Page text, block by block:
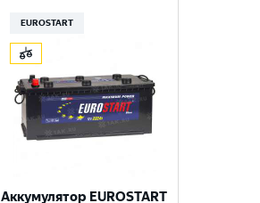
EUROSTART
Аккумулятор EUROSTART